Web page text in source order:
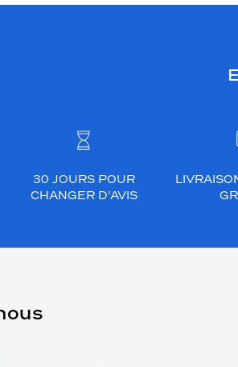
30 JOURS POUR
CHANGER D’AVIS